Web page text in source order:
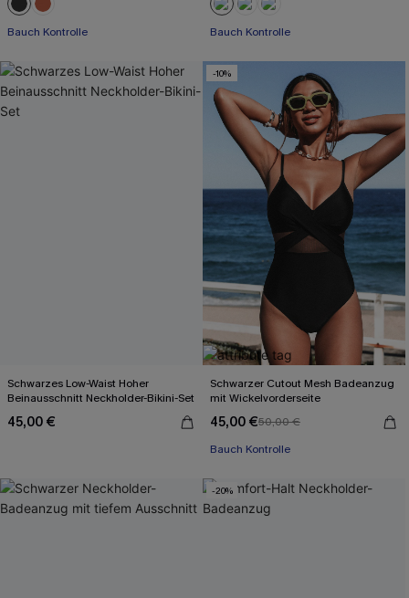
Bauch Kontrolle Bauch Kontrolle
Schwarzes Low-Waist Hoher
Beinausschnitt Neckholder-Bikini-Set
45,00 €
-10%
Schwarzer Cutout Mesh Badeanzug
mit Wickelvorderseite
45,00 €50,00 €
Bauch Kontrolle
-20%